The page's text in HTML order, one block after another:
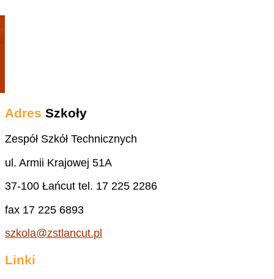
Adres Szkoły
Zespół Szkół Technicznych
ul. Armii Krajowej 51A
37-100 Łańcut tel. 17 225 2286
fax 17 225 6893
szkola@zstlancut.pl
Linki